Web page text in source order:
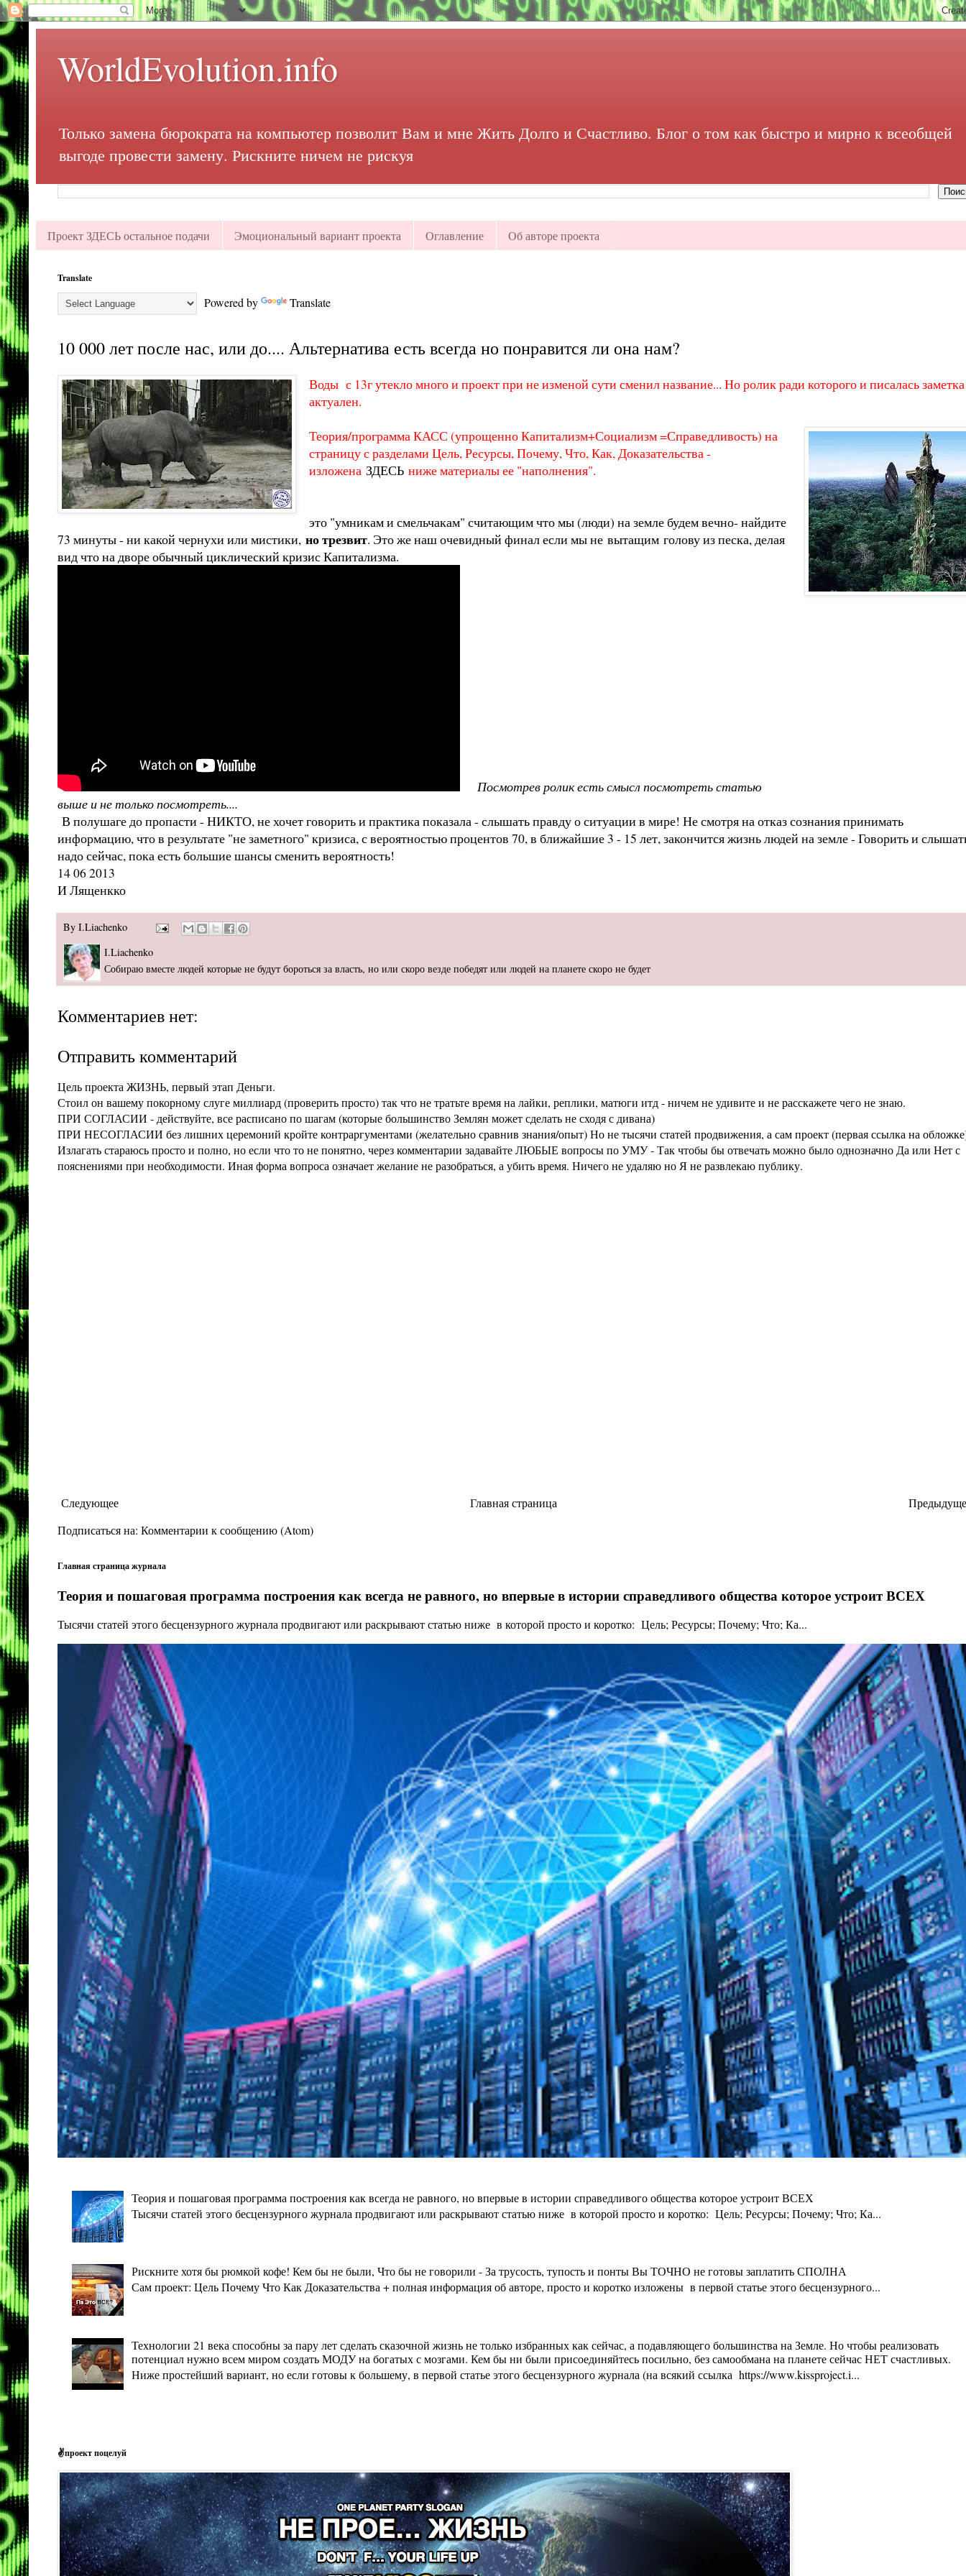
WorldEvolution.info
Только замена бюрократа на компьютер позволит Вам и мне Жить Долго и Счастливо. Блог о том как быстро и мирно к всеобщей
выгоде провести замену. Рискните ничем не рискуя
Проект ЗДЕСЬ остальное подачи Эмоциональный вариант проекта Оглавление Об авторе проекта
Translate
Powered by Translate
10 000 лет после нас, или до.... Альтернатива есть всегда но понравится ли она нам?
Воды с 13г утекло много и проект при не изменой сути сменил название... Но ролик ради которого и писалась заметка
актуален.
Теория/программа КАСС (упрощенно Капитализм+Социализм =Справедливость) на
страницу с разделами Цель, Ресурсы, Почему, Что, Как, Доказательства -
изложена ЗДЕСЬниже материалы ее "наполнения".
это "умникам и смельчакам" считающим что мы (люди) на земле будем вечно- найдите
73 минуты - ни какой чернухи или мистики, но трезвит. Это же наш очевидный финал если мы не вытащим голову из песка, делая
вид что на дворе обычный циклический кризис Капитализма.
Посмотрев ролик есть смысл посмотреть статью
выше и не только посмотреть....
В полушаге до пропасти - НИКТО, не хочет говорить и практика показала - слышать правду о ситуации в мире! Не смотря на отказ сознания принимать
информацию, что в результате "не заметного" кризиса, с вероятностью процентов 70, в ближайшие 3 - 15 лет, закончится жизнь людей на земле - Говорить и
надо сейчас, пока есть большие шансы сменить вероятность!
14 06 2013
И Лященкко
By I.Liachenko
I.Liachenko
Собираю вместе людей которые не будут бороться за власть, но или скоро везде победят или людей на планете скоро не будет
Комментариев нет:
Отправить комментарий
Цель проекта ЖИЗНЬ, первый этап Деньги.
Стоил он вашему покорному слуге миллиард (проверить просто) так что не тратьте время на лайки, реплики, матюги итд - ничем не удивите и не расскажете чего не знаю.
ПРИ СОГЛАСИИ - действуйте, все расписано по шагам (которые большинство Землян может сделать не сходя с дивана)
ПРИ НЕСОГЛАСИИ без лишних церемоний кройте контраргументами (желательно сравнив знания/опыт) Но не тысячи статей продвижения, а сам проект (первая ссылка на
Излагать стараюсь просто и полно, но если что то не понятно, через комментарии задавайте ЛЮБЫЕ вопросы по УМУ - Так чтобы бы отвечать можно было однозначно Да или Нет с
пояснениями при необходимости. Иная форма вопроса означает желание не разобраться, а убить время. Ничего не удаляю но Я не развлекаю публику.
Следующее
Главная страница
Подписаться на: Комментарии к сообщению (Atom)
Главная страница журнала
Теория и пошаговая программа построения как всегда не равного, но впервые в истории справедливого общества которое устроит ВСЕХ
Тысячи статей этого бесцензурного журнала продвигают или раскрывают статью ниже в которой просто и коротко: Цель; Ресурсы; Почему; Что; Ка...
Теория и пошаговая программа построения как всегда не равного, но впервые в истории справедливого общества которое устроит ВСЕХ
Тысячи статей этого бесцензурного журнала продвигают или раскрывают статью ниже в которой просто и коротко: Цель; Ресурсы; Почему; Что; Ка...
Рискните хотя бы рюмкой кофе! Кем бы не были, Что бы не говорили - За трусость, тупость и понты Вы ТОЧНО не готовы заплатить СПОЛНА
Сам проект: Цель Почему Что Как Доказательства + полная информация об авторе, просто и коротко изложены в первой статье этого бесцензурного...
Технологии 21 века способны за пару лет сделать сказочной жизнь не только избранных как сейчас, а подавляющего большинства на Земле. Но чтобы реализовать
потенциал нужно всем миром создать МОДУ на богатых с мозгами. Кем бы ни были присоединяйтесь посильно, без самообмана на планете сейчас НЕТ счастливых.
Ниже простейший вариант, но если готовы к большему, в первой статье этого бесцензурного журнала (на всякий ссылка https://www.kissproject.i...
✌проект поцелуй